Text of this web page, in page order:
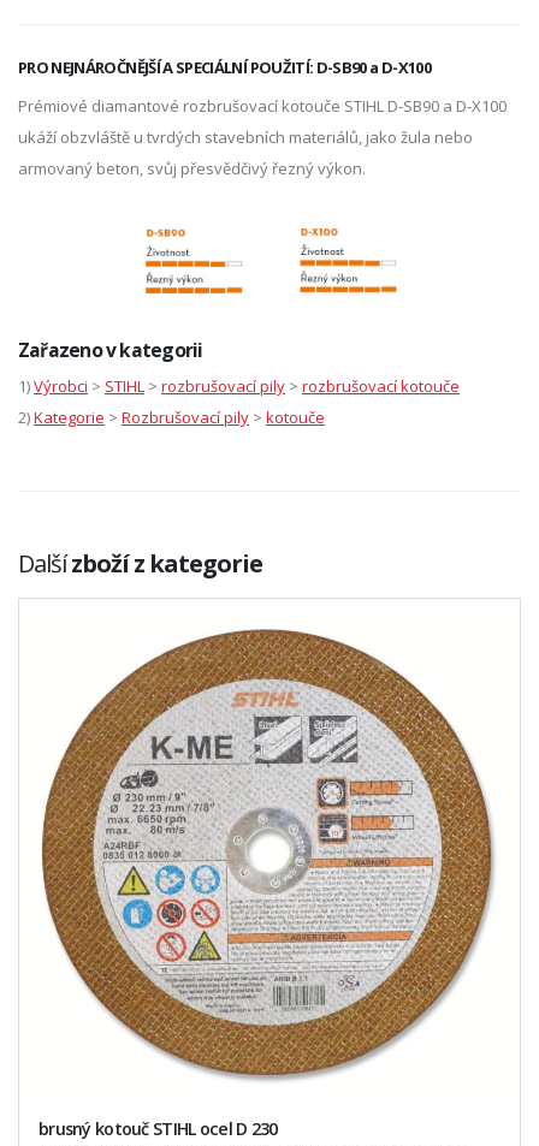
PRO NEJNÁROČNĚJŠÍ A SPECIÁLNÍ POUŽITÍ: D-SB90 a D-X100
Prémiové diamantové rozbrušovací kotouče STIHL D-SB90 a D-X100
ukáží obzvláště u tvrdých stavebních materiálů, jako žula nebo
armovaný beton, svůj přesvědčivý řezný výkon.
Zařazeno v kategorii
1)Výrobci > STIHL > rozbrušovací pily > rozbrušovací kotouče
2)Kategorie > Rozbrušovací pily > kotouče
Dalšízboží z kategorie
brusný kotouč STIHL ocel D 230